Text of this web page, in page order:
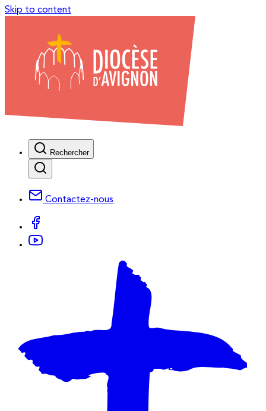
Skip to content
Rechercher
Contactez-nous